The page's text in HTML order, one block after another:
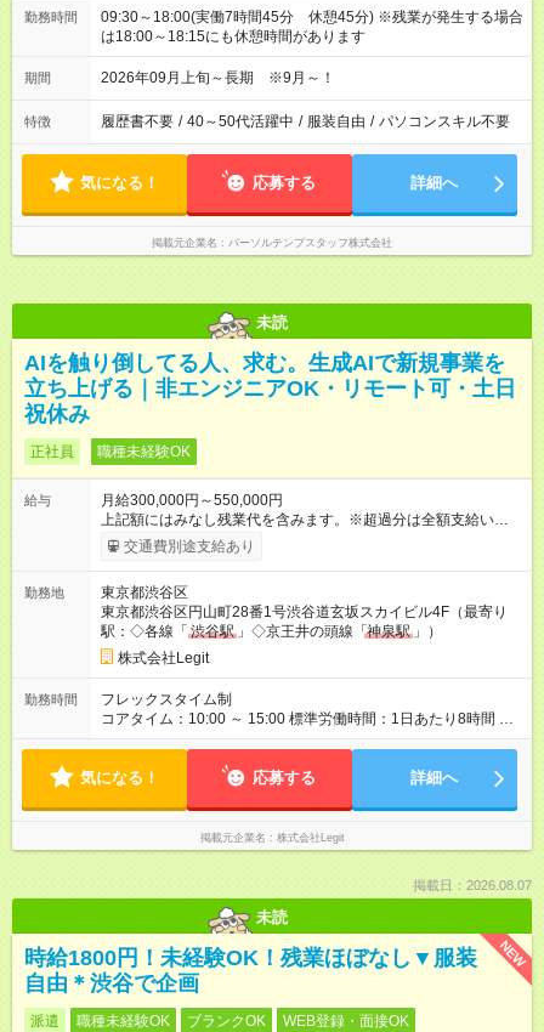
勤務時間
09:30～18:00(実働7時間45分 休憩45分) ※残業が発生する場合
は18:00～18:15にも休憩時間があります
期間 2026年09月上旬～長期 ※9月～！
特徴 履歴書不要 / 40～50代活躍中 / 服装自由 / パソコンスキル不要
気になる！ 応募する 詳細へ
掲載元企業名 パーソルテンプスタッフ株式会社
未読
AIを触り倒してる人、求む。生成AIで新規事業を
立ち上げる｜非エンジニアOK・リモート可・土日
祝休み
正社員 職種未経験OK
給与
月給300,000円～550,000円
上記額にはみなし残業代を含みます。※超過分は全額支給いたし
ます。 みなし残業代 105,469円 以上／月 みなし残業時間 45時
間／月 昇給は随時！スキルと成果に応じて、月給・年収レンジ
た方は、年次に関係なく大幅UPも可能。 入社後は予算と裁量を
お渡しします。会社のお金を使って、どんどん試して、どんど
ん作ってください。 ※みなし残業時間を超過した分は全額支給
します。 【試用期間】試用期間あり 試用期間の長さ：6ヶ月
※ 雇用形態と給与に、本採用時と異なる部分があります。 雇用
形態：中途採用（契約社員） 給与：本採用時と同じです。
交通費別途支給あり
勤務地
東京都渋谷区
東京都渋谷区円山町28番1号渋谷道玄坂スカイビル4F（最寄り
駅：◇各線「 渋谷駅 」◇京王井の頭線「 神泉駅 」）
株式会社Legit
勤務時間
フレックスタイム制
コアタイム：10:00 ～ 15:00 標準労働時間：1日あたり8時間 フ
レックスタイム制／標準労働時間：1日あたり8時間 ※コアタイ
気になる！ 応募する 詳細へ
掲載元企業名 株式会社Legit
掲載日：2026.08.07
未読
NEW
時給1800円！未経験OK！残業ほぼなし▼服装
自由＊渋谷で企画
派遣 職種未経験OK ブランクOK WEB登録・面接OK